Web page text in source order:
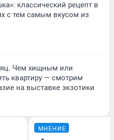
классический рецепт в
с тем самым вкусом из
Чем хищным или
квартиру — смотрим
на выставке экзотики
МНЕНИЕ